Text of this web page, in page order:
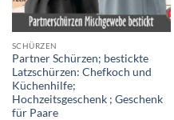
SCHÜRZEN
Partner Schürzen; bestickte
Latzschürzen: Chefkoch und
Küchenhilfe;
Hochzeitsgeschenk ; Geschenk
für Paare